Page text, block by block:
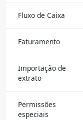
Fluxo de Caixa
Faturamento
Importação de
extrato
Permissões
especiais